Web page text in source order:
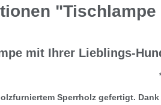
mit Ihrer Lieblings-
Sperrholz gefertigt.